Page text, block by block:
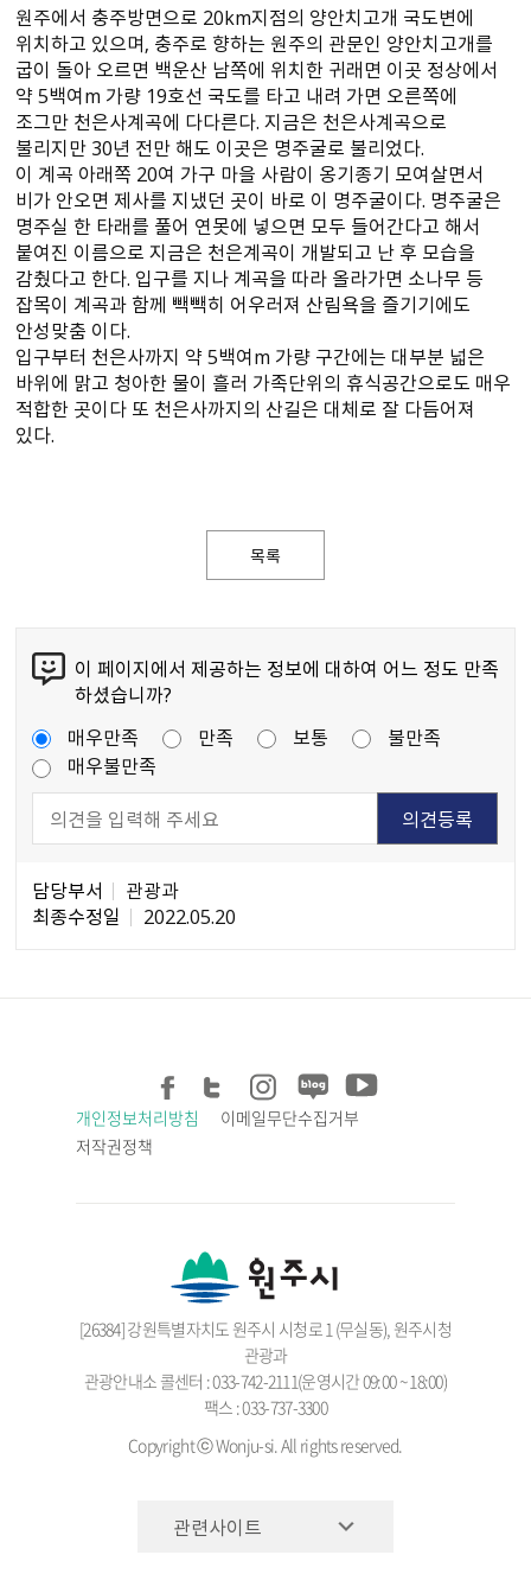
원주에서 충주방면으로 20km지점의 양안치고개 국도변에
위치하고 있으며, 충주로 향하는 원주의 관문인 양안치고개를
굽이 돌아 오르면 백운산 남쪽에 위치한 귀래면 이곳 정상에서
약 5백여m 가량 19호선 국도를 타고 내려 가면 오른쪽에
조그만 천은사계곡에 다다른다. 지금은 천은사계곡으로
불리지만 30년 전만 해도 이곳은 명주굴로 불리었다.
이 계곡 아래쪽 20여 가구 마을 사람이 옹기종기 모여살면서
비가 안오면 제사를 지냈던 곳이 바로 이 명주굴이다. 명주굴은
명주실 한 타래를 풀어 연못에 넣으면 모두 들어간다고 해서
붙여진 이름으로 지금은 천은계곡이 개발되고 난 후 모습을
감췄다고 한다. 입구를 지나 계곡을 따라 올라가면 소나무 등
잡목이 계곡과 함께 빽빽히 어우러져 산림욕을 즐기기에도
안성맞춤 이다.
입구부터 천은사까지 약 5백여m 가량 구간에는 대부분 넓은
바위에 맑고 청아한 물이 흘러 가족단위의 휴식공간으로도 매우
적합한 곳이다 또 천은사까지의 산길은 대체로 잘 다듬어져
있다.
목록
이 페이지에서 제공하는 정보에 대하여 어느 정도 만족
하셨습니까?
매우만족
만족 보통
불만족
매우불만족
담당부서
관광과
최종수정일
2022.05.20
개인정보처리방침
이메일무단수집거부
저작권정책
[26384] 강원특별자치도 원주시 시청로 1 (무실동), 원주시청
관광과
관광안내소 콜센터 : 033-742-2111(운영시간 09:00 ~ 18:00)
팩스 : 033-737-3300
Copyright ⓒ Wonju-si. All rights reserved.
관련사이트